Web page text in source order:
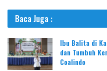
Baca Juga :
Ibu Balita di
dan Tumbuh
Coalindo